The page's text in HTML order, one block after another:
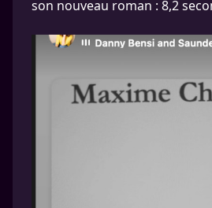
son nouveau roman : 8,2